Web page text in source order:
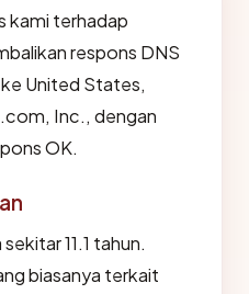
kami terhadap
respons DNS
United States,
Inc., dengan
OK.
11.1 tahun.
biasanya terkait